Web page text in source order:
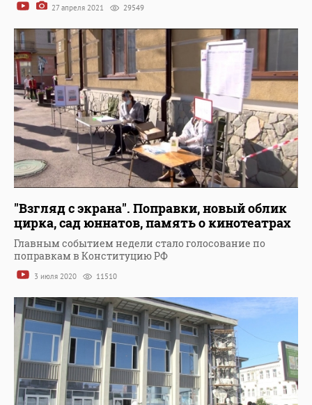
27 апреля 2021 29549
"Взгляд с экрана". Поправки, новый облик
цирка, сад юннатов, память о кинотеатрах
Главным событием недели стало голосование по
поправкам в Конституцию РФ
3 июля 2020 11510